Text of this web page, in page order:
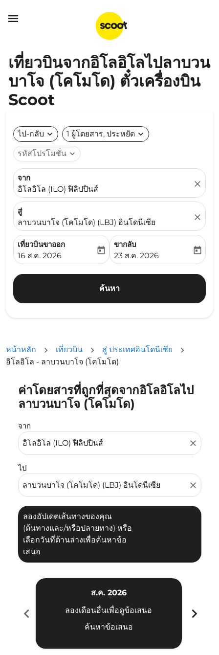

เที่ยวบินจากอิโลอิโลไปลาบวน
บาโจ (โคโมโด) ตั๋วเครื่องบิน
Scoot
ไป-กลับ expand_more 1 ผู้โดยสาร, ประหยัด expand_more
รหัสโปรโมชั่น expand_more
จาก
อิโลอิโล (ILO) ฟิลิปปินส์
close
สู่
ลาบวนบาโจ (โคโมโด) (LBJ) อินโดนีเซีย
close
เที่ยวบินขาออก
fc-booking-departure-date-aria-label
16 ส.ค. 2026
today
ขากลับ
fc-booking-return-date-
23 ส.ค. 2026
today
ค้นหา
หน้าหลัก เที่ยวบิน
สู่ ประเทศอินโดนีเซีย
อิโลอิโล - ลาบวนบาโจ (โคโมโด)
ค่าโดยสารที่ถูกที่สุดจากอิโลอิโลไป
ลาบวนบาโจ (โคโมโด)
จาก
close
ไป
close
ลองอัปเดตเส้นทางของคุณ
(ต้นทางและ/หรือปลายทาง) หรือ
เลือกวันที่ด้านล่างเพื่อค้นหาข้อ
เสนอ
ลองอัปเดตเส้นทางของคุณ (ต้นทางและ/หรือปลายทาง) หรื
chevron_left
ส.ค. 2026
ลองเดือนอื่นเพื่อดูข้อเสนอ
ค้นหาข้อเสนอ
chevron_right